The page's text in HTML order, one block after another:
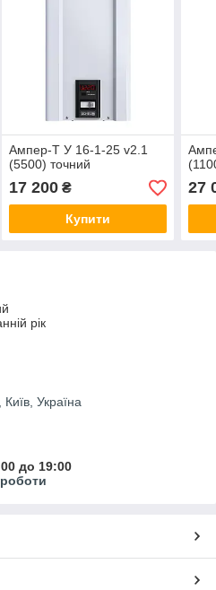
Ампер-Т У 16-1-25 v2.1
(5500) точний
17 200₴
Купити
27
рік
Україна
до 19:00